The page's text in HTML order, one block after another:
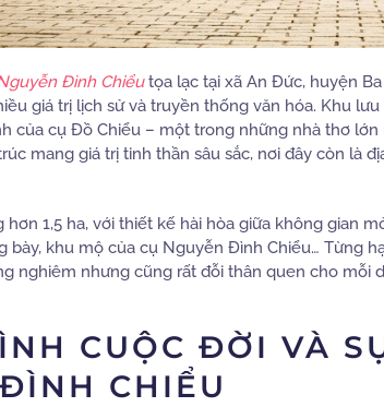
Đình Chiểutọa lạc tại xã An Đức, huyện
giá trị lịch sử và truyền thống văn hóa. Khu
của cụ Đồ Chiểu – một trong những nhà thơ
mang giá trị tinh thần sâu sắc, nơi đây còn là
hơn 1,5 ha, với thiết kế hài hòa giữa không gian
bày, khu mộ của cụ Nguyễn Đình Chiểu… Từng
nghiêm nhưng cũng rất đỗi thân quen cho mỗi
CUỘC ĐỜI VÀ
CHIỂU